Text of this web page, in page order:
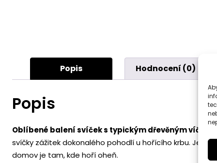
Popis Hodnocení (0)
Popis
Oblíbené balení svíček s typickým dřevěným
svíčky zážitek dokonalého pohodlí u hořícího krbu.
domov je tam, kde hoří oheň.